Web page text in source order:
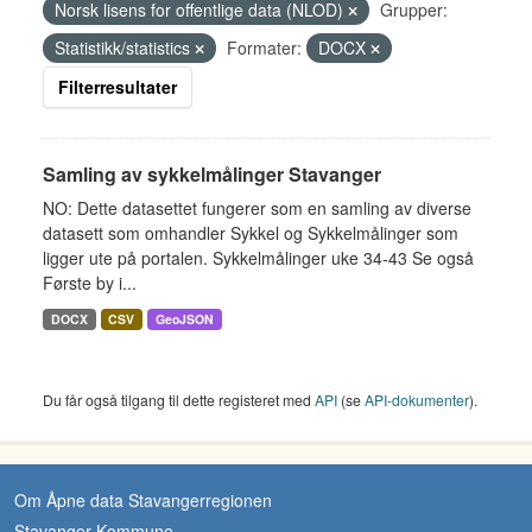
Norsk lisens for offentlige data (NLOD)
Grupper:
Statistikk/statistics
Formater:
DOCX
Filterresultater
Samling av sykkelmålinger Stavanger
NO: Dette datasettet fungerer som en samling av diverse
datasett som omhandler Sykkel og Sykkelmålinger som
ligger ute på portalen. Sykkelmålinger uke 34-43 Se også
Første by i...
DOCX CSV GeoJSON
Du får også tilgang til dette registeret med API (seAPI-dokumenter).
Om Åpne data Stavangerregionen